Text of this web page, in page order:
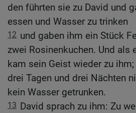
den führten sie zu David und
essen und Wasser zu trinken
12 und gaben ihm ein Stück
zwei Rosinenkuchen. Und als
kam sein Geist wieder zu
drei Tagen und drei Nächten
kein Wasser getrunken.
13 David sprach zu ihm: Zu